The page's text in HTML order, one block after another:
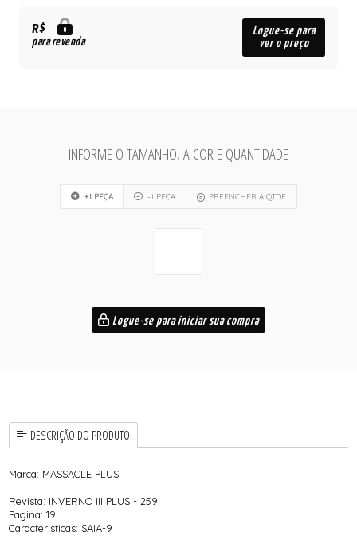
R$
para revenda
Logue-se para
ver o preço
INFORME O TAMANHO, A COR E QUANTIDADE
+1 PEÇA -1 PEÇA PREENCHER A QTDE
Logue-se para iniciar sua compra
DESCRIÇÃO DO PRODUTO
Marca: MASSACLE PLUS
Revista: INVERNO III PLUS - 259
Pagina: 19
Caracteristicas: SAIA-9